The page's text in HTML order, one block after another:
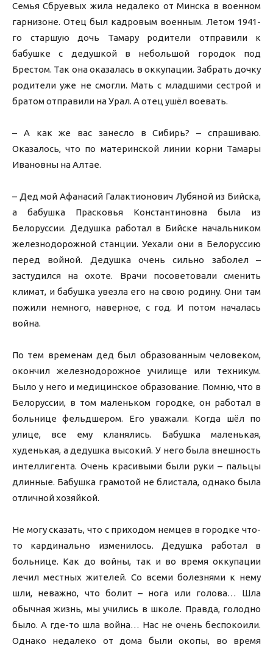
Семья Сбруевых жила недалеко от Минска в военном
гарнизоне. Отец был кадровым военным. Летом 1941-
го старшую дочь Тамару родители отправили к
бабушке с дедушкой в небольшой городок под
Брестом. Так она оказалась в оккупации. Забрать дочку
родители уже не смогли. Мать с младшими сестрой и
братом отправили на Урал. А отец ушёл воевать.
– А как же вас занесло в Сибирь? – спрашиваю.
Оказалось, что по материнской линии корни Тамары
Ивановны на Алтае.
– Дед мой Афанасий Галактионович Лубяной из Бийска,
а бабушка Прасковья Константиновна была из
Белоруссии. Дедушка работал в Бийске начальником
железнодорожной станции. Уехали они в Белоруссию
перед войной. Дедушка очень сильно заболел –
застудился на охоте. Врачи посоветовали сменить
климат, и бабушка увезла его на свою родину. Они там
пожили немного, наверное, с год. И потом началась
война.
По тем временам дед был образованным человеком,
окончил железнодорожное училище или техникум.
Было у него и медицинское образование. Помню, что в
Белоруссии, в том маленьком городке, он работал в
больнице фельдшером. Его уважали. Когда шёл по
улице, все ему кланялись. Бабушка маленькая,
худенькая, а дедушка высокий. У него была внешность
интеллигента. Очень красивыми были руки – пальцы
длинные. Бабушка грамотой не блистала, однако была
отличной хозяйкой.
Не могу сказать, что с приходом немцев в городке что-
то кардинально изменилось. Дедушка работал в
больнице. Как до войны, так и во время оккупации
лечил местных жителей. Со всеми болезнями к нему
шли, неважно, что болит – нога или голова… Шла
обычная жизнь, мы учились в школе. Правда, голодно
было. А где-то шла война… Нас не очень беспокоили.
Однако недалеко от дома были окопы, во время